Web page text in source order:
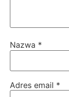
Nazwa *
Adres email *